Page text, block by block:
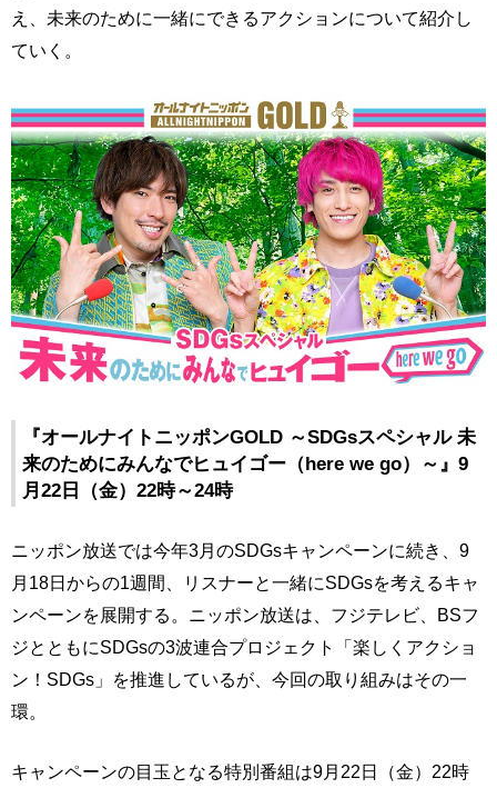
え、未来のために一緒にできるアクションについて紹介し
ていく。
『オールナイトニッポンGOLD ～SDGsスペシャル 未
来のためにみんなでヒュイゴー（here we go）～』9
月22日（金）22時～24時
ニッポン放送では今年3月のSDGsキャンペーンに続き、9
月18日からの1週間、リスナーと一緒にSDGsを考えるキャ
ンペーンを展開する。ニッポン放送は、フジテレビ、BSフ
ジとともにSDGsの3波連合プロジェクト「楽しくアクショ
ン！SDGs」を推進しているが、今回の取り組みはその一
環。
キャンペーンの目玉となる特別番組は9月22日（金）22時